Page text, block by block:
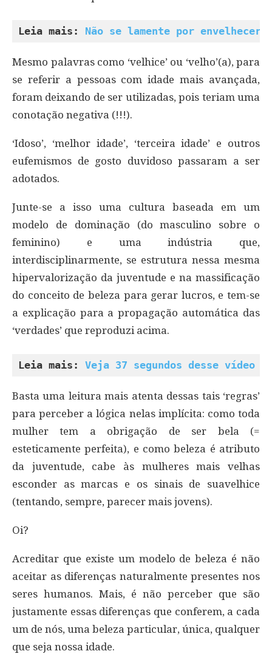
Leia mais: Não se lamente por
Mesmo palavras como ‘velhice’ ou ‘velho’(a), para
se referir a pessoas com idade mais avançada,
foram deixando de ser utilizadas, pois teriam uma
conotação negativa (!!!).
‘Idoso’, ‘melhor idade’, ‘terceira idade’ e outros
eufemismos de gosto duvidoso passaram a ser
adotados.
Junte-se a isso uma cultura baseada em um
modelo de dominação (do masculino sobre o
feminino) e uma indústria que,
interdisciplinarmente, se estrutura nessa mesma
hipervalorização da juventude e na massificação
do conceito de beleza para gerar lucros, e tem-se
a explicação para a propagação automática das
‘verdades’ que reproduzi acima.
Leia mais: Veja 37 segundos desse vídeo
Basta uma leitura mais atenta dessas tais ‘regras’
para perceber a lógica nelas implícita: como toda
mulher tem a obrigação de ser bela (=
esteticamente perfeita), e como beleza é atributo
da juventude, cabe às mulheres mais velhas
esconder as marcas e os sinais de suavelhice
(tentando, sempre, parecer mais jovens).
Oi?
Acreditar que existe um modelo de beleza é não
aceitar as diferenças naturalmente presentes nos
seres humanos. Mais, é não perceber que são
justamente essas diferenças que conferem, a cada
um de nós, uma beleza particular, única, qualquer
que seja nossa idade.